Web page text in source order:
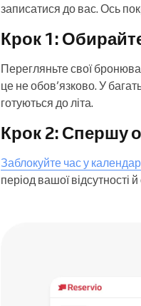
записатися до вас. Ось
Крок 1:
Перегляньте свої
це не обов’язково. У
готуються до літа.
Крок 2: Спершу
Заблокуйте час у
період вашої відсутності